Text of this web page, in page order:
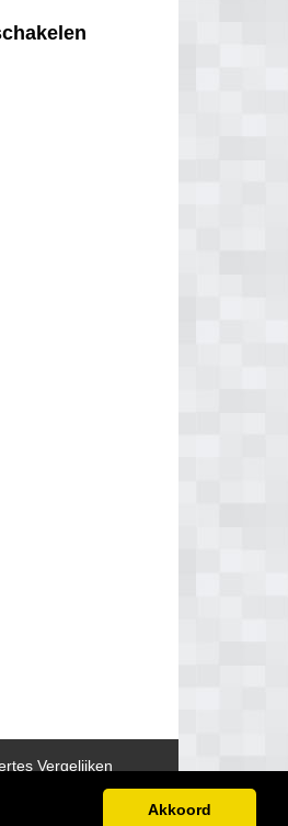
Akkoord
Vergelijken